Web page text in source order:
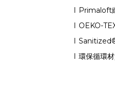
l Primaloft
l OEKO-
l
l 環保循環